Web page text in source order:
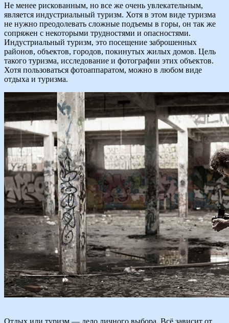
Не менее рискованным, но все же очень увлекательным,
является индустриальный туризм. Хотя в этом виде туризма
не нужно преодолевать сложные подъемы в горы, он так же
сопряжен с некоторыми трудностями и опасностями.
Индустриальный туризм, это посещение заброшенных
районов, объектов, городов, покинутых жилых домов. Цель
такого туризма, исследование и фотографии этих объектов.
Хотя пользоваться фотоаппаратом, можно в любом виде
отдыха и туризма.
Отдых или туризм — дело личного выбора. Всё зависит от